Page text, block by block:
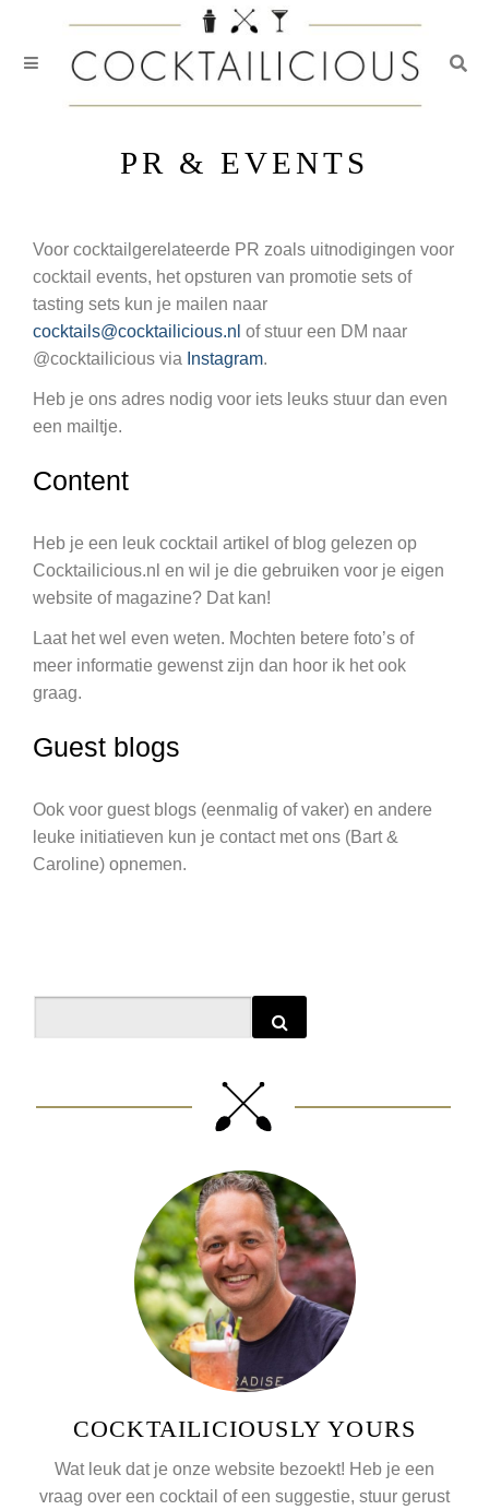
PR & EVENTS
Voor cocktailgerelateerde PR zoals uitnodigingen voor
cocktail events, het opsturen van promotie sets of
tasting sets kun je mailen naar
cocktails@cocktailicious.nl of stuur een DM naar
@cocktailicious via Instagram.
Heb je ons adres nodig voor iets leuks stuur dan even
een mailtje.
Content
Heb je een leuk cocktail artikel of blog gelezen op
Cocktailicious.nl en wil je die gebruiken voor je eigen
website of magazine? Dat kan!
Laat het wel even weten. Mochten betere foto’s of
meer informatie gewenst zijn dan hoor ik het ook
graag.
Guest blogs
Ook voor guest blogs (eenmalig of vaker) en andere
leuke initiatieven kun je contact met ons (Bart &
Caroline) opnemen.
COCKTAILICIOUSLY YOURS
Wat leuk dat je onze website bezoekt! Heb je een
vraag over een cocktail of een suggestie, stuur gerust